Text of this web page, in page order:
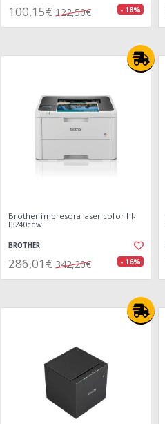
100,15€ 122,50€ - 18%
Brother impresora laser color hl-
l3240cdw
BROTHER
286,01€ 342,20€ - 16%